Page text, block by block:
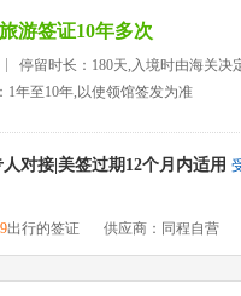
游签证10年多次
停留时长：180天,入境时由海关决
1年至10年,以使领馆签发为准
对接|美签过期12个月内适用
出行的签证 供应商：同程自营